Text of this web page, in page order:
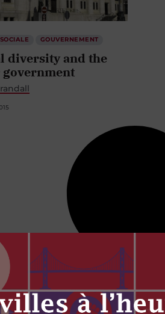
GOUVERNEMENT
diversity and the